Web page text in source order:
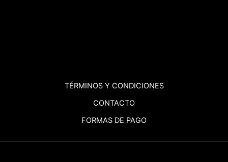
TÉRMINOS Y CONDICIONES
CONTACTO
FORMAS DE PAGO